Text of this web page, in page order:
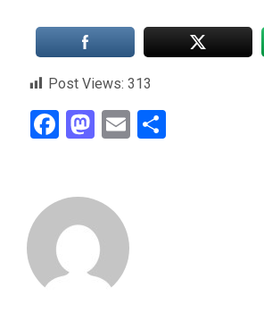
Post Views: 313
Facebook
Mastodon
Email